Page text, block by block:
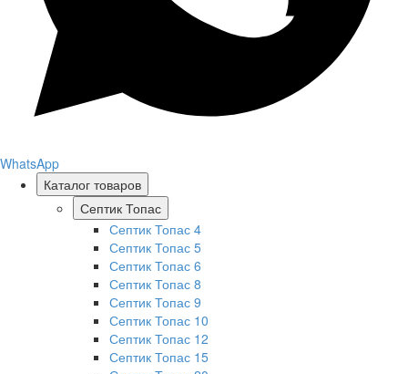
WhatsApp
Каталог товаров
Септик Топас
Септик Топас 4
Септик Топас 5
Септик Топас 6
Септик Топас 8
Септик Топас 9
Септик Топас 10
Септик Топас 12
Септик Топас 15